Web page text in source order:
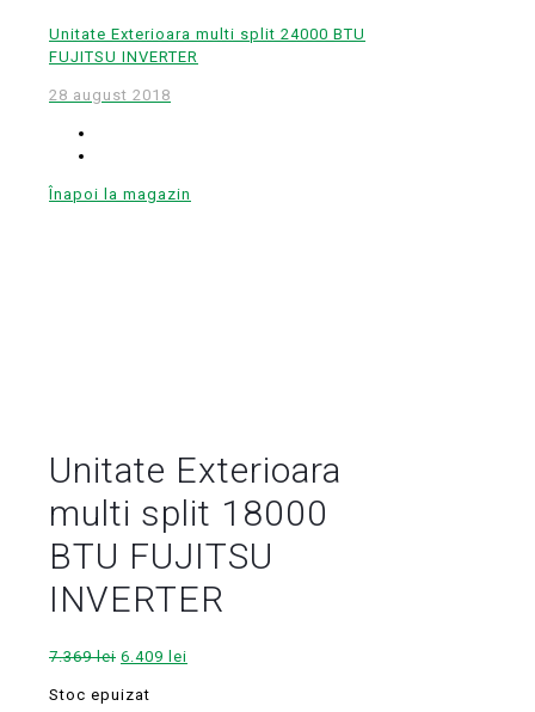
Unitate Exterioara multi split 24000 BTU
FUJITSU INVERTER
28 august 2018
Înapoi la magazin
Unitate Exterioara
multi split 18000
BTU FUJITSU
INVERTER
7.369lei Prețul
a
6.409 lei
Stoc epuizat